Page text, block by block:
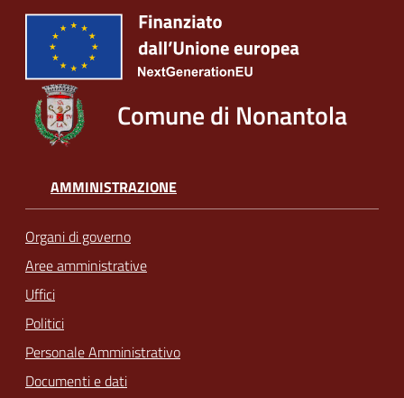
Comune di Nonantola
AMMINISTRAZIONE
Organi di governo
Aree amministrative
Uffici
Politici
Personale Amministrativo
Documenti e dati